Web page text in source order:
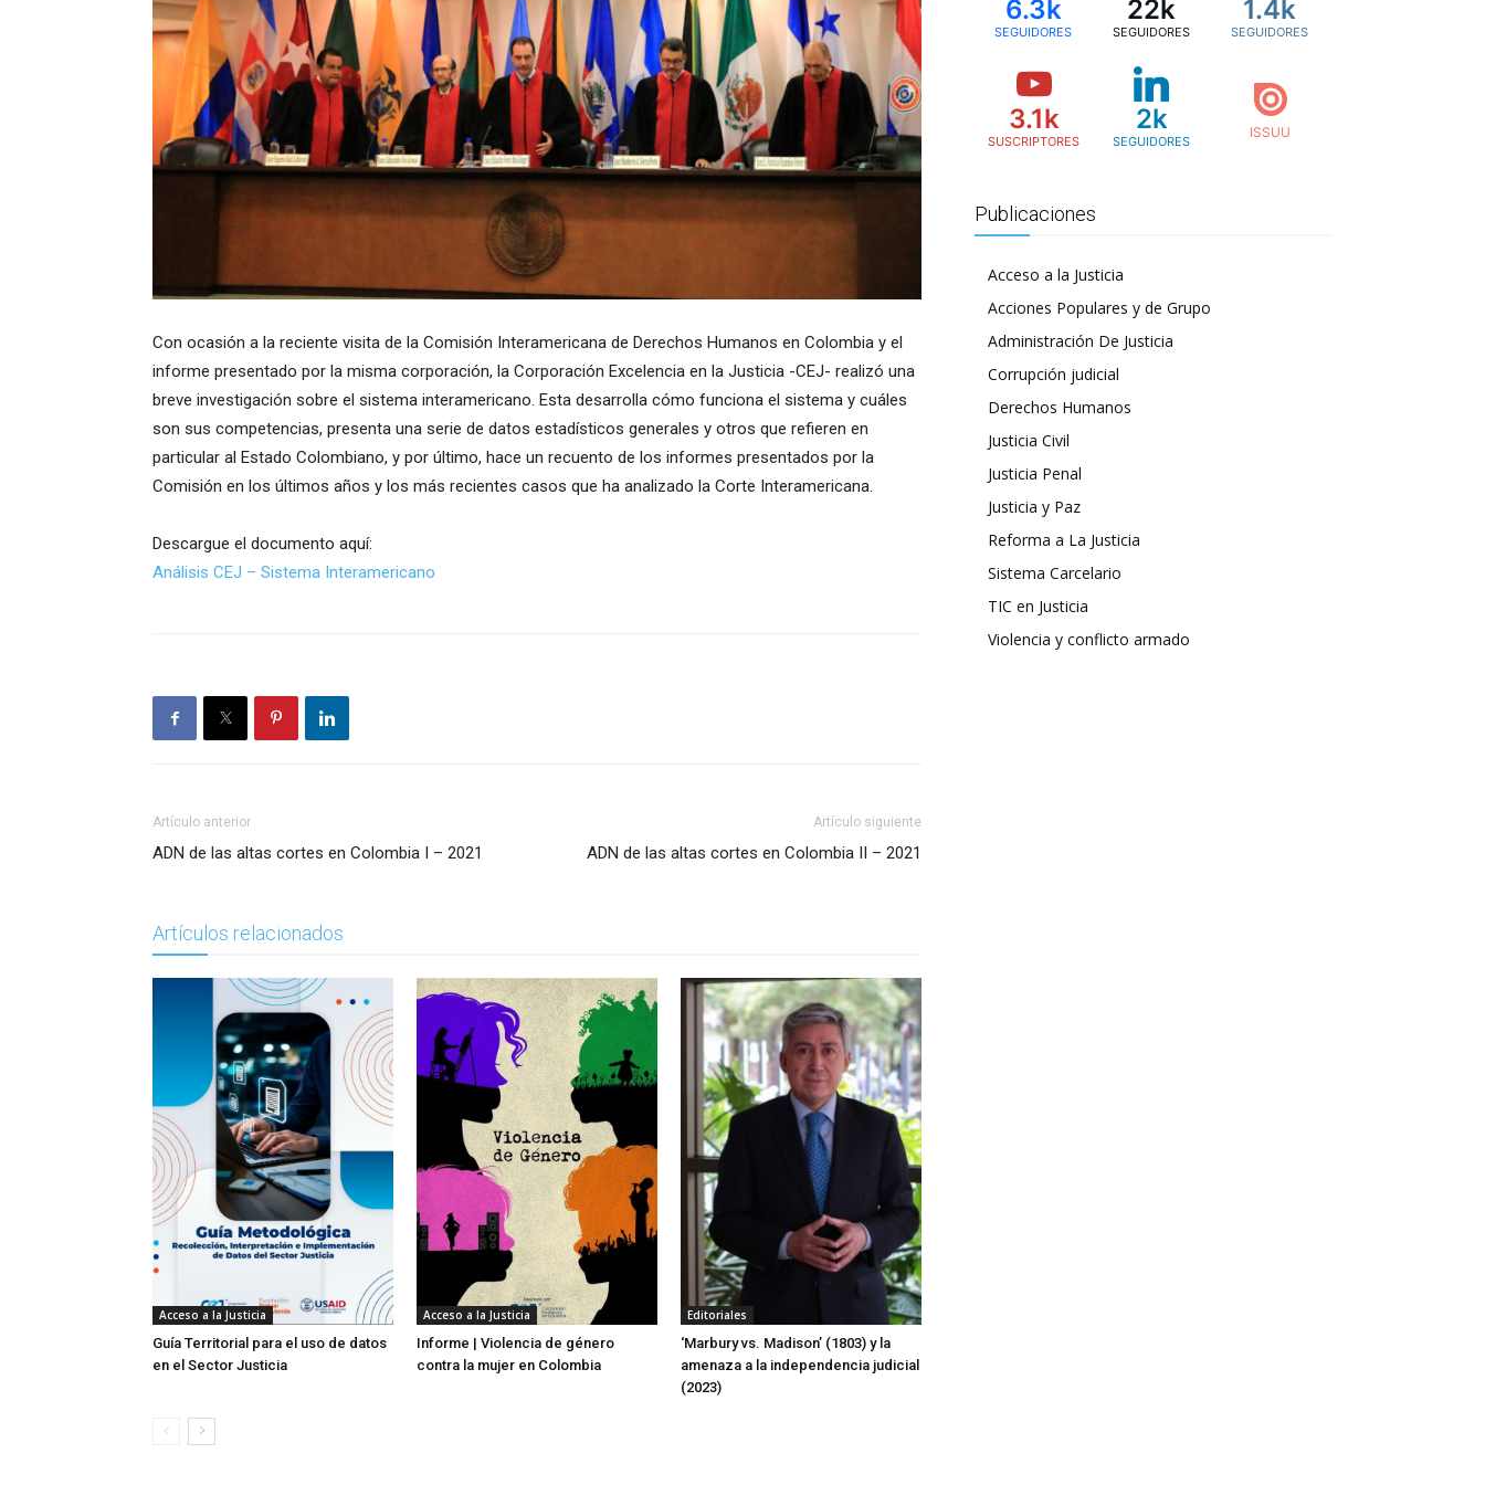
Con ocasión a la reciente visita de la Comisión Interamericana de Derechos Humanos en Colombia y el
informe presentado por la misma corporación, la Corporación Excelencia en la Justicia -CEJ- realizó una
breve investigación sobre el sistema interamericano. Esta desarrolla cómo funciona el sistema y cuáles
son sus competencias, presenta una serie de datos estadísticos generales y otros que refieren en
particular al Estado Colombiano, y por último, hace un recuento de los informes presentados por la
Comisión en los últimos años y los más recientes casos que ha analizado la Corte Interamericana.
Descargue el documento aquí:
Análisis CEJ – Sistema Interamericano
Artículo anterior
ADN de las altas cortes en Colombia I – 2021
Artículo siguiente
ADN de las altas cortes en Colombia II – 2021
Artículos relacionados
Acceso a la Justicia
Guía Territorial para el uso de datos
en el Sector Justicia
Acceso a la Justicia
Informe | Violencia de género
contra la mujer en Colombia
Editoriales
‘Marbury vs. Madison’ (1803) y la
amenaza a la independencia judicial
(2023)
6.3k
SEGUIDORES
22k
SEGUIDORES
1.4k
SEGUIDORES
3.1k
SUSCRIPTORES
2k
SEGUIDORES
Publicaciones
Acceso a la Justicia
Acciones Populares y de Grupo
Administración De Justicia
Corrupción judicial
Derechos Humanos
Justicia Civil
Justicia Penal
Justicia y Paz
Reforma a La Justicia
Sistema Carcelario
TIC en Justicia
Violencia y conflicto armado